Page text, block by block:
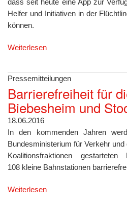
Helfer und Initiativen in der
können.
Weiterlesen
Pressemitteilungen
Barrierefreiheit für
Biebesheim und
18.06.2016
In den kommenden Jahren
Bundesministerium für Verkehr
Koalitionsfraktionen gestarteten
108 kleine Bahnstationen
Weiterlesen